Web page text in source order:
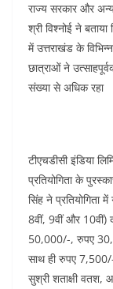
राज्य सरकार और
श्री विश्नोई ने बताया
में उत्तराखंड के
छात्राओं ने
संख्या से अधिक रहा
टीएचडीसी इंडिया
प्रतियोगिता के
सिंह ने प्रतियोगिता
8वीं, 9वीं और 10वीं)
50,000/-, रुपए
साथ ही रुपए
सुश्री शताक्षी वतश,